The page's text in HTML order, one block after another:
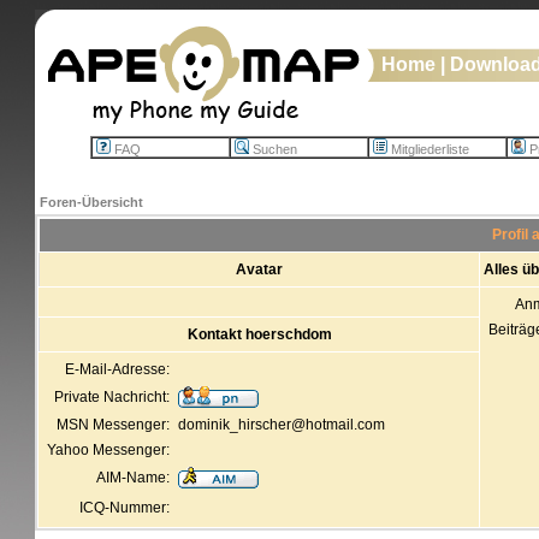
Home
FAQ Suchen Mitgliederliste
Foren-Übersicht
Profil
Avatar Alles
Kontakt hoerschdom
E-Mail-Adresse:
Private Nachricht:
MSN Messenger: dominik_hirscher@hotmail.com
Yahoo Messenger:
AIM-Name:
ICQ-Nummer: